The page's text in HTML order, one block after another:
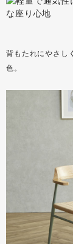
背もたれにやさし
色。